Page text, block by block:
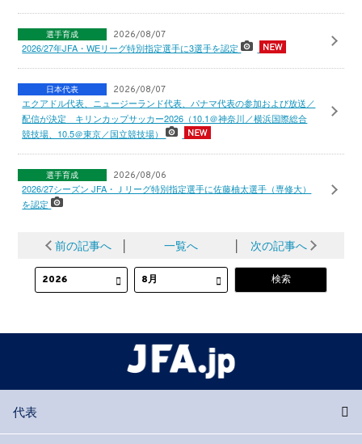
選手育成 2026/08/07
2026/27年JFA・WEリーグ特別指定選手に3選手を認定
日本代表 2026/08/07
エクアドル代表、ニュージーランド代表、パナマ代表の参加および放送／
配信が決定 キリンカップサッカー2026（10.1＠神奈川／横浜国際総合
競技場、10.5＠東京／国立競技場）
選手育成 2026/08/06
2026/27シーズン JFA・Ｊリーグ特別指定選手に佐藤柚太選手（専修大）
を認定
前の記事へ │ 一覧へ │ 次の記事へ
代表